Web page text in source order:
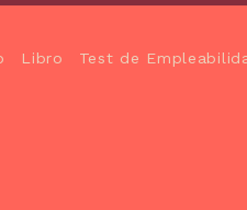
Libro Test de